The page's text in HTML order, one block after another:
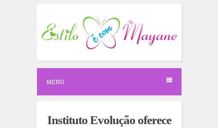
c
o
e
MENU
Instituto Evolução oferece